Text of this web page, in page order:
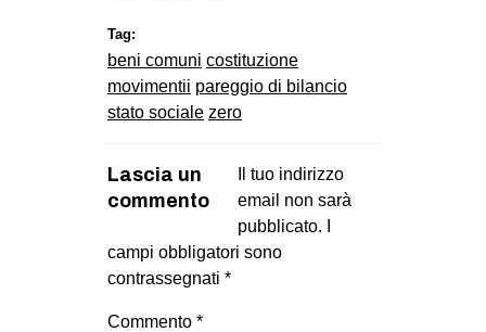
Tag:
beni comuni costituzione
movimentii pareggio di bilancio
stato sociale zero
Lascia un
commento
Il tuo indirizzo
email non sarà
pubblicato.
campi obbligatori sono
contrassegnati *
Commento *